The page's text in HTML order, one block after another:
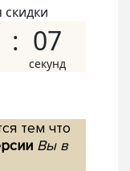
06
тем что
Вы в